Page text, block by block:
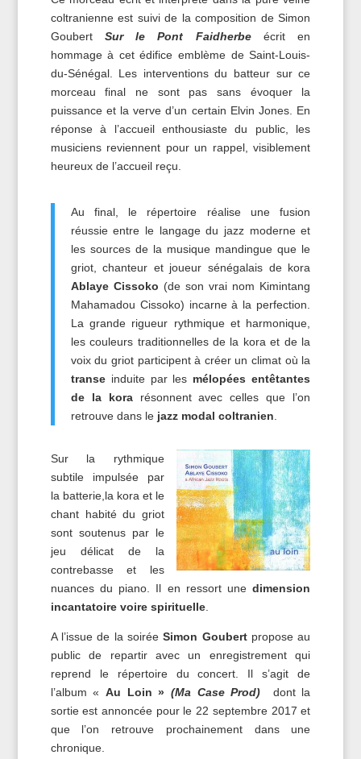
coltranienne est suivi de la composition de Simon
Goubert Sur le Pont Faidherbeécrit en
hommage à cet édifice emblème de Saint-Louis-
du-Sénégal. Les interventions du batteur sur ce
morceau final ne sont pas sans évoquer la
puissance et la verve d’un certain Elvin Jones. En
réponse à l’accueil enthousiaste du public, les
musiciens reviennent pour un rappel, visiblement
heureux de l’accueil reçu.
Au final, le répertoire réalise une fusion
réussie entre le langage du jazz moderne et
les sources de la musique mandingue que le
griot, chanteur et joueur sénégalais de kora
Ablaye Cissoko (de son vrai nom Kimintang
Mahamadou Cissoko) incarne à la perfection.
La grande rigueur rythmique et harmonique,
les couleurs traditionnelles de la kora et de la
voix du griot participent à créer un climat où la
transeinduite par les mélopées entêtantes
de la korarésonnent avec celles que l’on
retrouve dans le jazz modal coltranien
Sur la rythmique
subtile impulsée par
la batterie,la kora et le
chant habité du griot
sont soutenus par le
jeu délicat de la
contrebasse et les
nuances du piano. Il en ressort unedimension
incantatoire voire spirituelle.
A l’issue de la soiréeSimon Goubertpropose au
public de repartir avec un enregistrement qui
reprend le répertoire du concert. Il s’agit de
l’album « Au Loin » (Ma Case Prod) dont la
sortie est annoncée pour le 22 septembre 2017 et
que l’on retrouve prochainement dans une
chronique.